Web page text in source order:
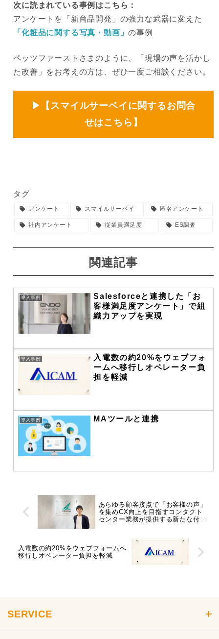
次に読まれている事例はこちら：
アンケートを「新商品開発」の強力な武器に変えた
「化粧品に関する写真・動画」の事例
ペッツファーストさまのように、「現場の声を活かし
た改善」をお考えの方は、ぜひ一度ご相談ください。
▶【スマイルサーベイに関するお問合
せはこちら 】
タグ
アンケート スマイルサーベイ 匿名アンケート
社内アンケート 従業員満足度 ES調査
関連記事
導入事例
Salesforceと連携した「お
客様満足度アンケート」で組
織力アップを実現
導入事例
入電数の約20%をウェブフォ
ームへ移行しオペレーター負
担を軽減
導入事例 MAツールと連携
あらゆる顧客接点で「お客様の声」
を集めCX向上を目指すコンタクト
センター業務が提供する新たな付加
入電数の約20%をウェブフォームへ
移行しオペレーター負担を軽減
SERVICE